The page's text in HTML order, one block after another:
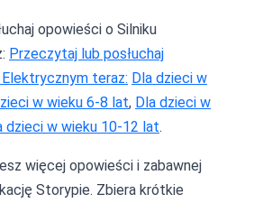
opowieści o Silniku
Przeczytaj lub posłuchaj
teraz: Dla dzieci w
w wieku 6-8 lat, Dla dzieci w
dzieci w wieku 10-12 lat.
więcej opowieści i zabawnej
Storypie. Zbiera krótkie